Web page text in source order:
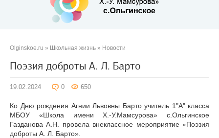
Olginskoe.ru » Школьная жизнь » Новости
Поэзия доброты А. Л. Барто
19.02.2024 0 650
Ко Дню рождения Агнии Львовны Барто учитель 1"А" класса
МБОУ «Школа имени Х.-У.Мамсурова» с.Ольгинское
Газданова А.Н. провела внеклассное мероприятие «Поэзия
доброты А. Л. Барто».